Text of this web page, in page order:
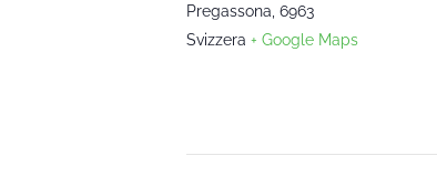
Pregassona 6963
Svizzera + Google Maps